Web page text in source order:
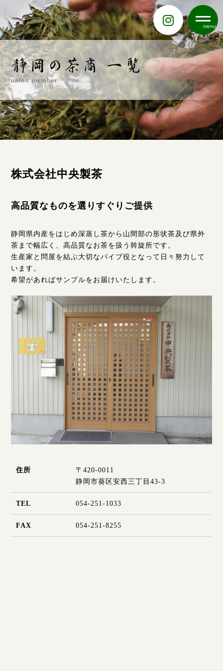
menu
株式会社中央製茶
高品質なものを選りすぐりご提供
静岡県内産をはじめ深蒸し茶から山間部の形状茶及び県外
茶まで幅広く、高品質なお茶を扱う斡旋所です。
生産家と問屋を結ぶ大切なパイプ役となって日々努力して
います。
希望があればサンプルをお届けいたします。
住所
〒420-0011
静岡市葵区安西三丁目43-3
TEL 054-251-1033
FAX 054-251-8255